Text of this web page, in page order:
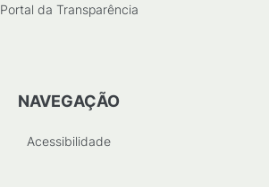
Portal da Transparência
NAVEGAÇÃO
Acessibilidade